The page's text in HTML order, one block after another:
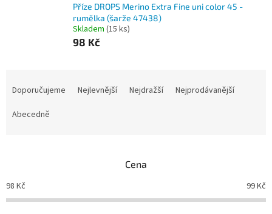
Příze DROPS Merino Extra Fine uni color 45 -
rumělka (šarže 47438)
Skladem (15 ks)
98 Kč
o
d
Doporučujeme Nejlevnější Nejdražší
Nejprodávanější
Abecedně
Cena
98 Kč 99Kč